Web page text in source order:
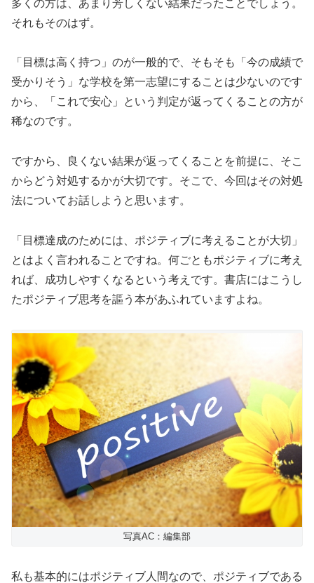
多くの方は、あまり芳しくない結果だったことでしょう。
それもそのはず。
「目標は高く持つ」のが一般的で、そもそも「今の成績で
受かりそう」な学校を第一志望にすることは少ないのです
から、「これで安心」という判定が返ってくることの方が
稀なのです。
ですから、良くない結果が返ってくることを前提に、そこ
からどう対処するかが大切です。そこで、今回はその対処
法についてお話しようと思います。
「目標達成のためには、ポジティブに考えることが大切」
とはよく言われることですね。何ごともポジティブに考え
れば、成功しやすくなるという考えです。書店にはこうし
たポジティブ思考を謳う本があふれていますよね。
写真AC：編集部
私も基本的にはポジティブ人間なので、ポジティブである